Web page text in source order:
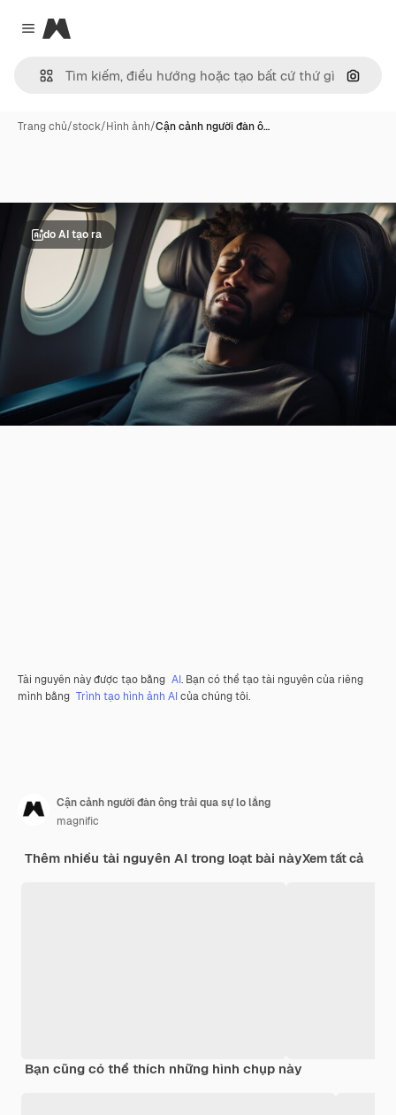
Close menu
Magnific
Tìm
Trang chủ/stock/Hình ảnh/Cận cảnh người đàn ô…
do AI tạo ra
Tài nguyên này được tạo bằng AI. Bạn có thể tạo tài nguyên của riêng
mình bằng Trình tạo hình ảnh AIcủa chúng tôi.
Cận cảnh người đàn ông trải qua sự lo lắng
magnific
Thêm nhiều tài nguyên AI trong loạt bài nàyXem tất cả
Bạn cũng có thể thích những hình chụp này